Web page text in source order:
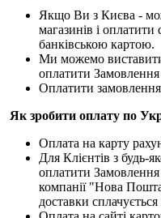
Якщо Ви з Києва -
магазинів і
банківською картою.
Ми можемо
оплатити Замовлення
Оплатити
Як зробити оплату по
Оплата на карту
Для Клієнтів з будь-
оплатити Замовлення
компанії "Нова
доставки